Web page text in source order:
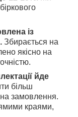
​​із
Збирається на
якісно на
йде
більш
замовлення.
краями,